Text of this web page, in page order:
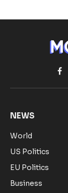
NEWS
World
US Politics
EU Politics
Business